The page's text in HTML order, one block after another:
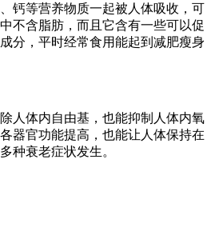
钙等营养物质一起被人体吸收，可
不含脂肪，而且它含有一些可以促
分，平时经常食用能起到减肥瘦身
人体内自由基，也能抑制人体内氧
器官功能提高，也能让人体保持在
种衰老症状发生。